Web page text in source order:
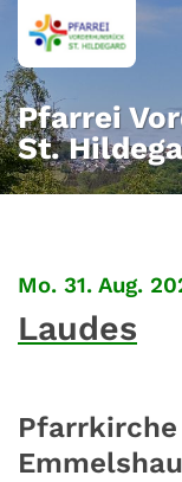
Zum Inhalt
Pfarrei
St.
Mo. 31. Aug.
Laudes